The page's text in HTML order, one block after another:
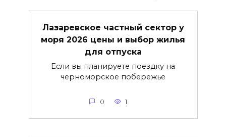
Лазаревское частный сектор у
моря 2026 цены и выбор жилья
для отпуска
Если вы планируете поездку на
черноморское побережье
0 1